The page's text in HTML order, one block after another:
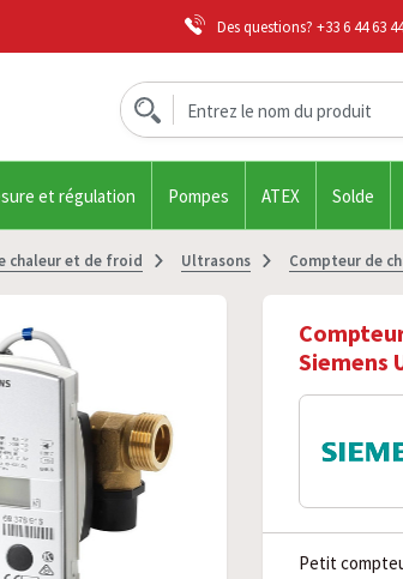
Des questions? +33 6 44 63
et régulation Pompes ATEX Solde
chaleur et de froid Ultrasons Compteur de
Siemens
Petit